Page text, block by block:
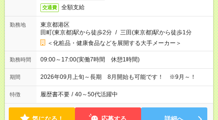
交通費 全額支給
勤務地
東京都港区
田町(東京都)駅から徒歩2分 / 三田(東京都)駅から徒歩1分
＜化粧品・健康食品などを展開する大手メーカー＞
勤務時間 09:00～17:00(実働7時間 休憩1時間)
期間 2026年09月上旬～長期 8月開始も可能です！ ※9月～！
特徴 履歴書不要 / 40～50代活躍中